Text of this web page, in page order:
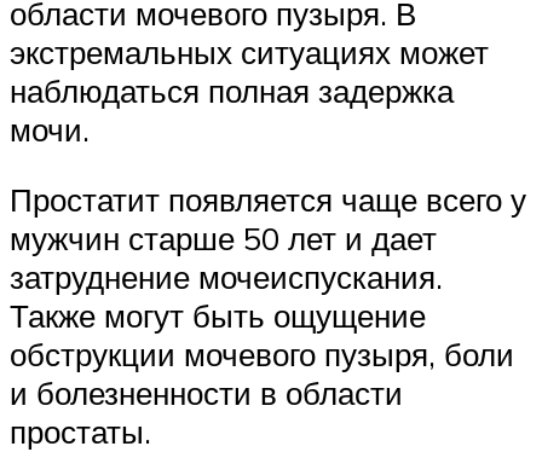
области мочевого пузыря. В
экстремальных ситуациях может
наблюдаться полная задержка
мочи.
Простатит появляется чаще всего у
мужчин старше 50 лет и дает
затруднение мочеиспускания.
Также могут быть ощущение
обструкции мочевого пузыря, боли
и болезненности в области
простаты.